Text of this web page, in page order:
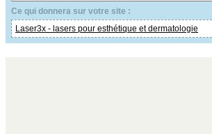
Ce qui donnera sur votre site :
Laser3x - lasers pour esthétique et dermatologie